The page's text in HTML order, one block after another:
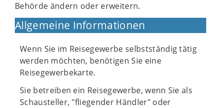
Behörde ändern oder erweitern.
Allgemeine Informationen
Wenn Sie im Reisegewerbe selbstständig tätig
werden möchten, benötigen Sie eine
Reisegewerbekarte.
Sie betreiben ein Reisegewerbe, wenn Sie als
Schausteller, "fliegender Händler" oder